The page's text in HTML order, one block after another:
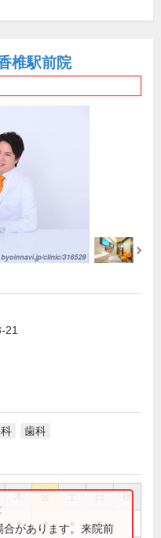
椎駅前院
21
歯科
祝
● ● ●
があります。来院前